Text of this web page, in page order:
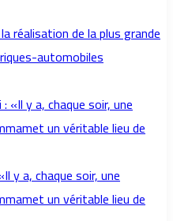
réalisation de la plus grande
automobiles
y a, chaque soir, une
un véritable lieu de